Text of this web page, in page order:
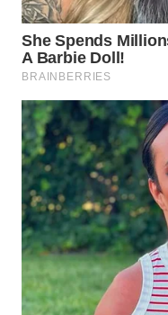
SUMEDANG
WN
CIANJUR
WN
KEPULAUAN
SERIBU
WN
TANGERANG
WN
BINJAI